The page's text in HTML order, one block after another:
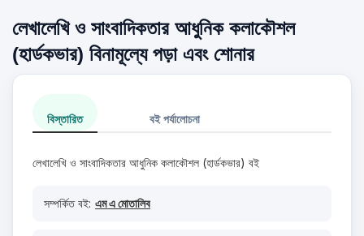
লেখালেখি ও সাংবাদিকতার আধুনিক কলাকৌশল
(হার্ডকভার) বিনামূল্যে পড়া এবং শোনার
বিস্তারিত বই পর্যালোচনা
লেখালেখি ও সাংবাদিকতার আধুনিক কলাকৌশল (হার্ডকভার) বই
সম্পর্কিত বই: এম এ মোতালিব